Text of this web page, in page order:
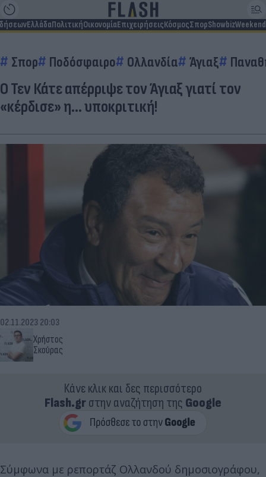
ΕλλάδαΠολιτικήΟικονομίαΕπιχειρήσειςΚόσμοςΣπορShowbizWeekend
Σπορ Ποδόσφαιρο Ολλανδία Άγιαξ
Ο Τεν Κάτε απέρριψε τον Άγιαξ γιατί τον
«κέρδισε» η... υποκριτική!
Χρήστος
Σκούρας
02.11.2023 20:03
Κάνε κλικ και δες περισσότερο
Flash.grστην αναζήτηση της Google
Σύμφωνα με ρεπορτάζ Ολλανδού δημοσιογράφου,